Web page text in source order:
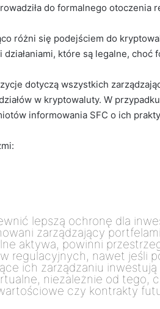
do formalnego otoczenia
różni się podejściem do
działaniami, które są legalne, choć
dotyczą wszystkich
w kryptowaluty. W
informowania SFC o ich
lepszą ochronę dla
zarządzający
aktywa, powinni
regulacyjnych, nawet jeśli
ich zarządzaniu
niezależnie od tego,
czy kontrakty